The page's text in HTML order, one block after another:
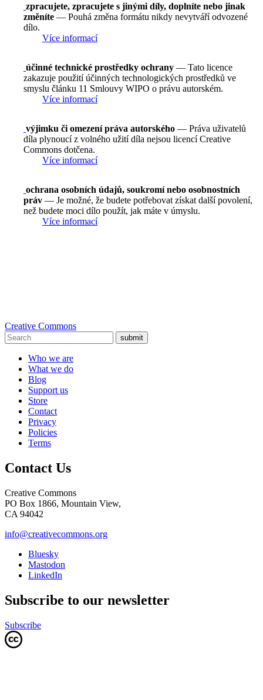
zpracujete, zpracujete s jinými díly, doplníte nebo jinak
změníte — Pouhá změna formátu nikdy nevytváří odvozené
dílo.
Více informací
účinné technické prostředky ochrany — Tato licence
zakazuje použití účinných technologických prostředků ve
smyslu článku 11 Smlouvy WIPO o právu autorském.
Více informací
výjimku či omezení práva autorského — Práva uživatelů
díla plynoucí z volného užití díla nejsou licencí Creative
Commons dotčena.
Více informací
ochrana osobních údajů, soukromí nebo osobnostních
práv — Je možné, že budete potřebovat získat další povolení,
než budete moci dílo použít, jak máte v úmyslu.
Více informací
Creative Commons
submit
Who we are
What we do
Blog
Support us
Store
Contact
Privacy
Policies
Terms
Contact Us
Creative Commons
PO Box 1866, Mountain View,
CA 94042
info@creativecommons.org
Bluesky
Mastodon
LinkedIn
Subscribe to our newsletter
Subscribe